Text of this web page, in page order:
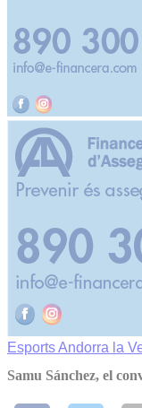
EsportsAndorra la
Samu Sánchez, el